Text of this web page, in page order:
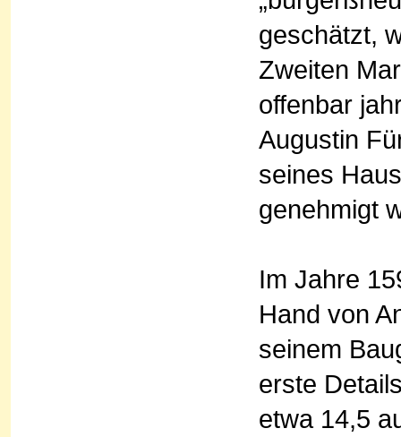
geschätzt,
Zweiten
offenbar
Augustin
seines
genehmigt
Im Jahre
Hand von
seinem
erste
etwa 14,5